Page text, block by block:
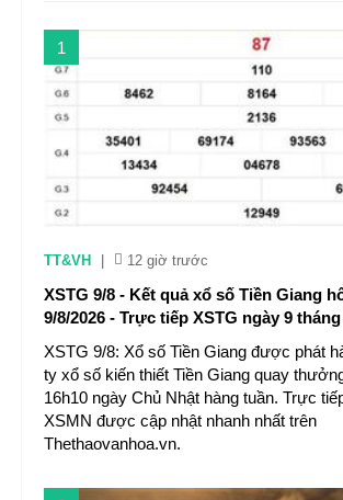
1
TT&VH 12 giờ trước
XSTG 9/8 - Kết quả xổ số Tiền Giang
9/8/2026 - Trực tiếp XSTG ngày 9
XSTG 9/8: Xổ số Tiền Giang được phát
ty xổ số kiến thiết Tiền Giang quay
16h10 ngày Chủ Nhật hàng tuần. Trực
XSMN được cập nhật nhanh nhất trên
Thethaovanhoa.vn.